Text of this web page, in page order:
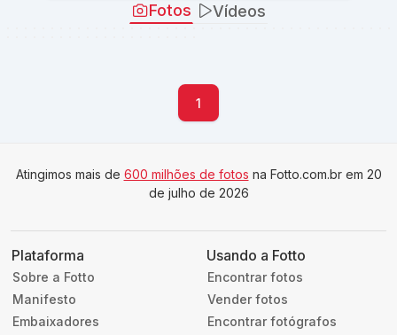
Fotos Vídeos
1
Atingimos mais de 600 milhões de fotos na Fotto.com.br em 20
de julho de 2026
Plataforma
Sobre a Fotto
Manifesto
Embaixadores
Usando a Fotto
Encontrar fotos
Vender fotos
Encontrar fotógrafos